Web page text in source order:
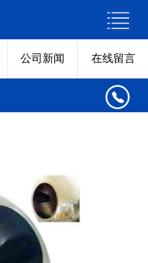
公司新闻 在线留言